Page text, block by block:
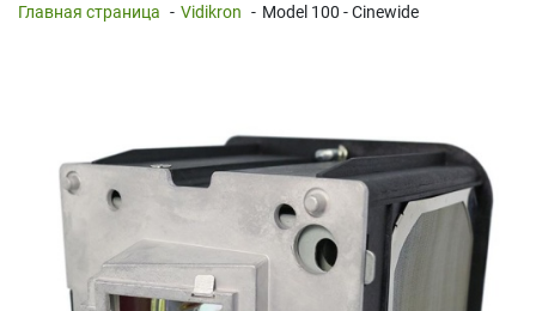
Главная страница - Vidikron - Model 100 - Cinewide